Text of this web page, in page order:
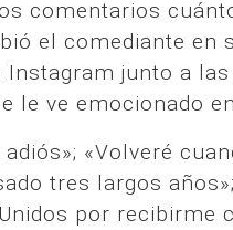
comentarios
el comediante en
Instagram junto a
le ve emocionado
adiós»; «Volveré
tres largos
por recibirme